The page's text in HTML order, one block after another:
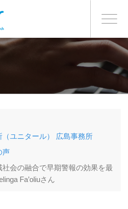
Toggle
ユニタール） 広島事務所
声
会の融合で早期警報の効果を最
Fa’oliuさん